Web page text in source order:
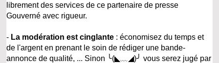
librement des services de ce partenaire de presse
Gouverné avec rigueur.
- La modération est cinglante : économisez du temps et
de l'argent en prenant le soin de rédiger une bande-
annonce de qualité, ... Sinon ╰(◣﹏◢)╯ vous serez jugé par